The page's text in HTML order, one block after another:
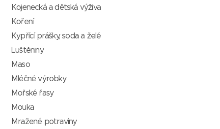
Kojenecká a dětská výživa
Koření
Kypřící prášky, soda a želé
Luštěniny
Maso
Mléčné výrobky
Mořské řasy
Mouka
Mražené potraviny